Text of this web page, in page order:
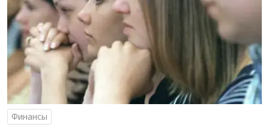
Финансы